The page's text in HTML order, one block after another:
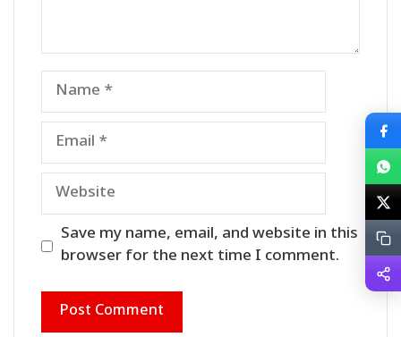
Name
Email
Website
Save my name, email, and website in this
browser for the next time I comment.